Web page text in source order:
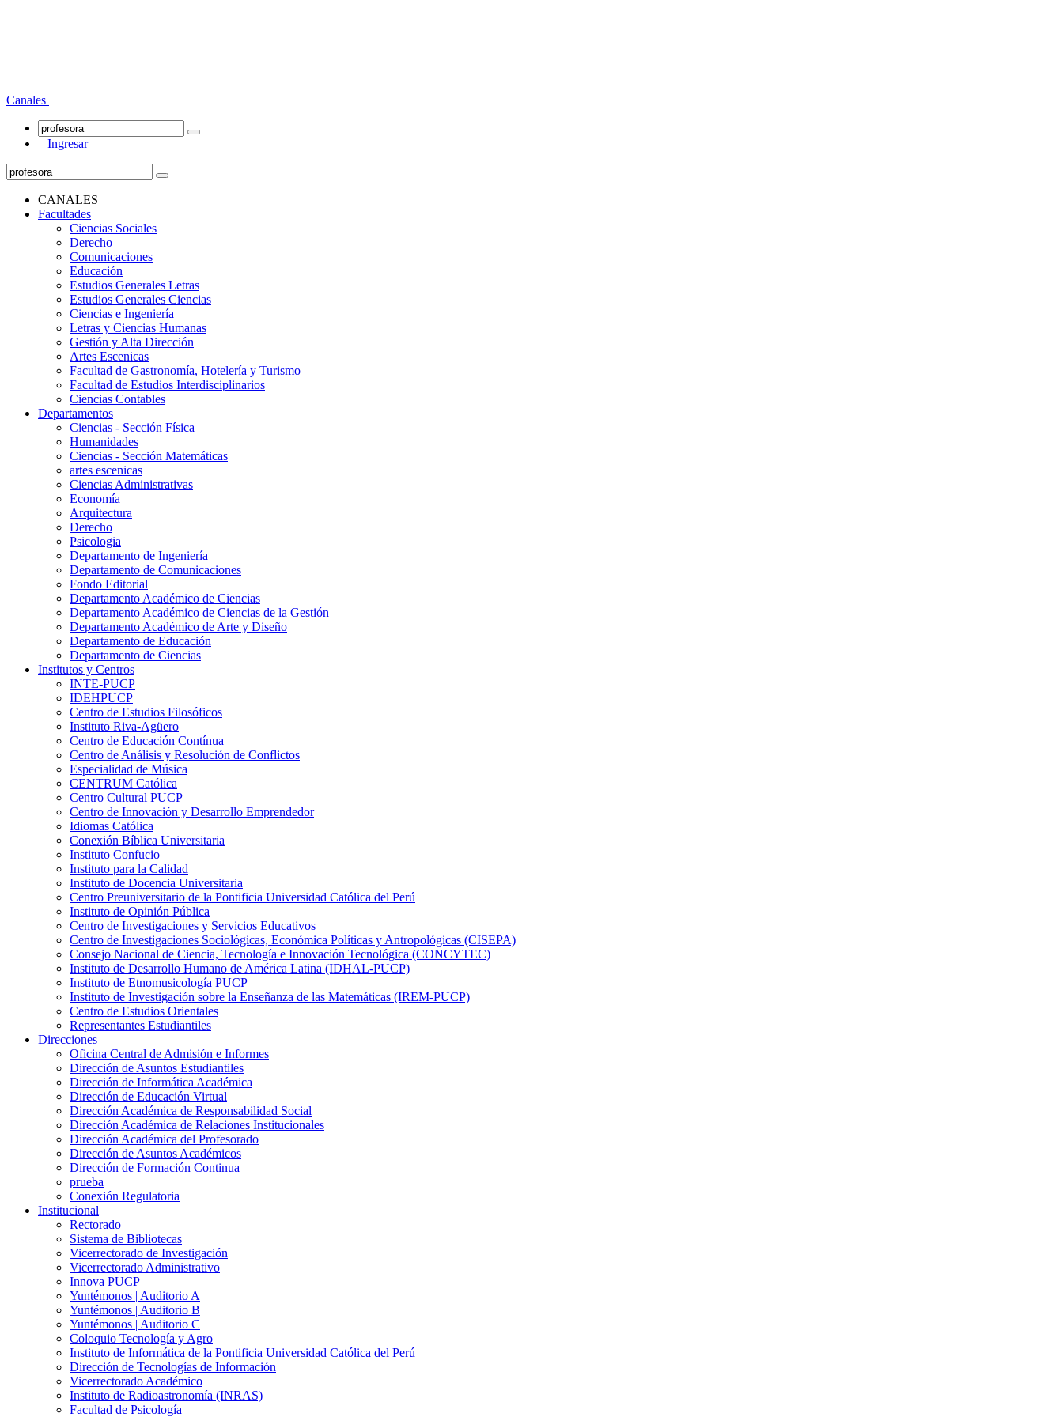
Canales
Ingresar
CANALES
Facultades
Ciencias Sociales
Derecho
Comunicaciones
Educación
Estudios Generales Letras
Estudios Generales Ciencias
Ciencias e Ingeniería
Letras y Ciencias Humanas
Gestión y Alta Dirección
Artes Escenicas
Facultad de Gastronomía, Hotelería y Turismo
Facultad de Estudios Interdisciplinarios
Ciencias Contables
Departamentos
Ciencias - Sección Física
Humanidades
Ciencias - Sección Matemáticas
artes escenicas
Ciencias Administrativas
Economía
Arquitectura
Derecho
Psicologia
Departamento de Ingeniería
Departamento de Comunicaciones
Fondo Editorial
Departamento Académico de Ciencias
Departamento Académico de Ciencias de la Gestión
Departamento Académico de Arte y Diseño
Departamento de Educación
Departamento de Ciencias
Institutos y Centros
INTE-PUCP
IDEHPUCP
Centro de Estudios Filosóficos
Instituto Riva-Agüero
Centro de Educación Contínua
Centro de Análisis y Resolución de Conflictos
Especialidad de Música
CENTRUM Católica
Centro Cultural PUCP
Centro de Innovación y Desarrollo Emprendedor
Idiomas Católica
Conexión Bíblica Universitaria
Instituto Confucio
Instituto para la Calidad
Instituto de Docencia Universitaria
Centro Preuniversitario de la Pontificia Universidad Católica del Perú
Instituto de Opinión Pública
Centro de Investigaciones y Servicios Educativos
Centro de Investigaciones Sociológicas, Económica Políticas y Antropológicas (CISEPA)
Consejo Nacional de Ciencia, Tecnología e Innovación Tecnológica (CONCYTEC)
Instituto de Desarrollo Humano de América Latina (IDHAL-PUCP)
Instituto de Etnomusicología PUCP
Instituto de Investigación sobre la Enseñanza de las Matemáticas (IREM-PUCP)
Centro de Estudios Orientales
Representantes Estudiantiles
Direcciones
Oficina Central de Admisión e Informes
Dirección de Asuntos Estudiantiles
Dirección de Informática Académica
Dirección de Educación Virtual
Dirección Académica de Responsabilidad Social
Dirección Académica de Relaciones Institucionales
Dirección Académica del Profesorado
Dirección de Asuntos Académicos
Dirección de Formación Continua
prueba
Conexión Regulatoria
Institucional
Rectorado
Sistema de Bibliotecas
Vicerrectorado de Investigación
Vicerrectorado Administrativo
Innova PUCP
Yuntémonos | Auditorio A
Yuntémonos | Auditorio B
Yuntémonos | Auditorio C
Coloquio Tecnología y Agro
Instituto de Informática de la Pontificia Universidad Católica del Perú
Dirección de Tecnologías de Información
Vicerrectorado Académico
Instituto de Radioastronomía (INRAS)
Facultad de Psicología